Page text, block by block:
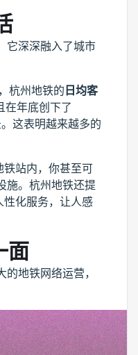
它深深融入了城市
杭州地铁的日均客
在年底创下了
这表明越来越多的
铁站内，你甚至可
施。杭州地铁还提
性化服务，让人感
面
地铁网络运营，